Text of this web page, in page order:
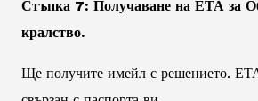
Стъпка 7: Получаване на ЕТА за
кралство.
Ще получите имейл с решението.